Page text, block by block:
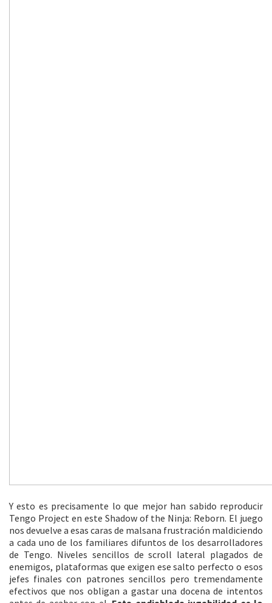
Y esto es precisamente lo que mejor han sabido reproducir
Tengo Project en este Shadow of the Ninja: Reborn. El juego
nos devuelve a esas caras de malsana frustración maldiciendo
a cada uno de los familiares difuntos de los desarrolladores
de Tengo. Niveles sencillos de scroll lateral plagados de
enemigos, plataformas que exigen ese salto perfecto o esos
jefes finales con patrones sencillos pero tremendamente
efectivos que nos obligan a gastar una docena de intentos